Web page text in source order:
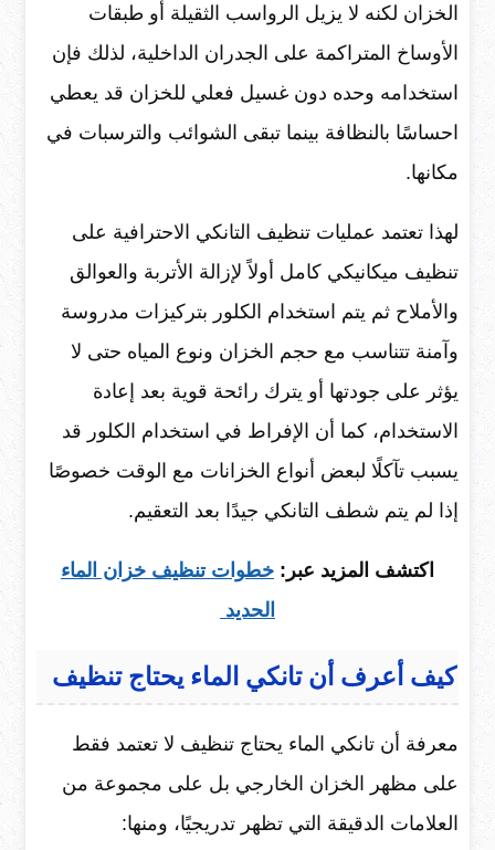
الخزان لكنه لا يزيل الرواسب الثقيلة أو طبقات
الأوساخ المتراكمة على الجدران الداخلية، لذلك فإن
استخدامه وحده دون غسيل فعلي للخزان قد يعطي
احساسًا بالنظافة بينما تبقى الشوائب والترسبات في
مكانها.
لهذا تعتمد عمليات تنظيف التانكي الاحترافية على
تنظيف ميكانيكي كامل أولاً لإزالة الأتربة والعوالق
والأملاح ثم يتم استخدام الكلور بتركيزات مدروسة
وآمنة تتناسب مع حجم الخزان ونوع المياه حتى لا
يؤثر على جودتها أو يترك رائحة قوية بعد إعادة
الاستخدام، كما أن الإفراط في استخدام الكلور قد
يسبب تآكلًا لبعض أنواع الخزانات مع الوقت خصوصًا
إذا لم يتم شطف التانكي جيدًا بعد التعقيم.
اكتشف المزيد عبر: خطواتتنظيف خزان الماء
الحديد
كيف أعرف أن تانكي الماء يحتاج تنظيف
معرفة أن تانكي الماء يحتاج تنظيف لا تعتمد فقط
على مظهر الخزان الخارجي بل على مجموعة من
العلامات الدقيقة التي تظهر تدريجيًا، ومنها: